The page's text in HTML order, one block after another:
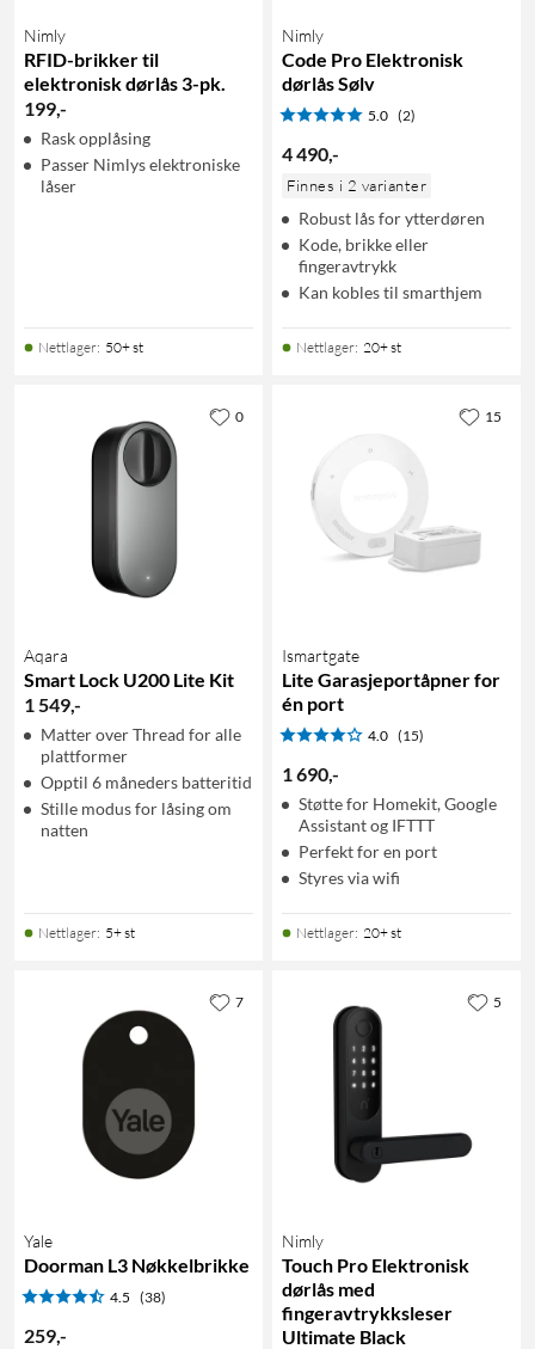
Nimly
RFID-brikker til
elektronisk dørlås 3-pk.
199,-
Rask opplåsing
Passer Nimlys elektroniske
låser
Nettlager: 50+ st
Nimly
Code Pro Elektronisk
dørlås Sølv
5.0 (2)
4 490,-
Finnes i 2 varianter
Robust lås for ytterdøren
Kode, brikke eller
fingeravtrykk
Kan kobles til smarthjem
Nettlager: 20+ st
Aqara
Smart Lock U200 Lite Kit
1 549,-
Matter over Thread for alle
plattformer
Opptil 6 måneders batteritid
Stille modus for låsing om
natten
Nettlager: 5+ st
0
Ismartgate
Lite Garasjeportåpner for
én port
4.0 (15)
1 690,-
Støtte for Homekit, Google
Assistant og IFTTT
Perfekt for en port
Styres via wifi
Nettlager: 20+ st
15
Yale
Doorman L3 Nøkkelbrikke
4.5 (38)
259,-
7
Nimly
Touch Pro Elektronisk
dørlås med
fingeravtrykksleser
Ultimate Black
5